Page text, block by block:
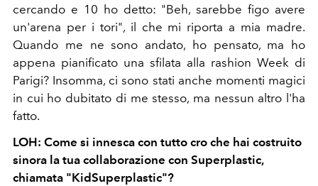
cercando e 10 ho detto: "Beh, sarebbe figo avere
un'arena per i tori", il che mi riporta a mia madre.
Quando me ne sono andato, ho pensato, ma ho
appena pianificato una sfilata alla rashion Week di
Parigi? Insomma, ci sono stati anche momenti magici
in cui ho dubitato di me stesso, ma nessun altro l'ha
fatto.
LOH: Come si innesca con tutto cro che hai costruito
sinora la tua collaborazione con Superplastic,
chiamata "KidSuperplastic"?